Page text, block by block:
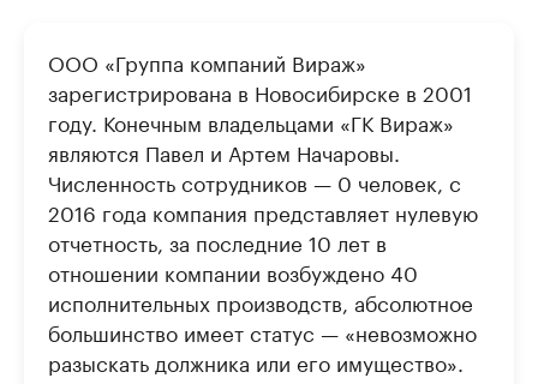
ООО «Группа компаний Вираж»
зарегистрирована в Новосибирске в 2001
году. Конечным владельцами «ГК Вираж»
являются Павел и Артем Начаровы.
Численность сотрудников — 0 человек, с
2016 года компания представляет нулевую
отчетность, за последние 10 лет в
отношении компании возбуждено 40
исполнительных производств, абсолютное
большинство имеет статус — «невозможно
разыскать должника или его имущество».